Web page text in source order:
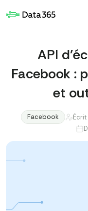
API
Facebook :
et
Facebook Écrit